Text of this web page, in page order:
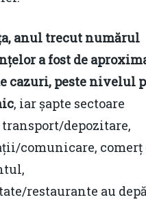
anul trecut numărul
a fost de
cazuri, peste nivelul
, iar șapte sectoare
depozitare,
comunicare, comerț
restaurante au